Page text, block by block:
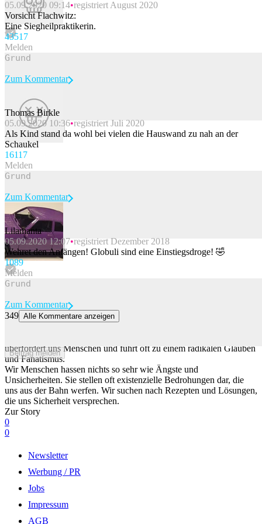
05.09.2020 09:14 registriert August 2020
Vorsicht Flachwitz:
Eine Siegheilpraktikerin.
43517
Melden
Beitrag melden
Zum Kommentar
Thomas Birkle
05.09.2020 10:36 registriert Juli 2020
Als Kind stand da wohl bei vielen die Hauswand zu nah an der
Schaukel
16117
Melden
Beitrag melden
Zum Kommentar
Lilamanta
05.09.2020 12:07 registriert Dezember 2018
Wehret den Anfängen! Globuli sind eine Einstiegsdroge! 🤣
1089
Melden
Beitrag melden
Zum Kommentar
349 Alle Kommentare anzeigen
überfordert uns Menschen und führt oft zu einem radikalen Glauben
und Fanatismus.
Wir Menschen hassen nichts so sehr wie Ängste und
Unsicherheiten. Sie stellen oft existenzielle Bedrohungen dar, die
uns aus der Bahn werfen. Wir suchen nach Rezepten und Lösungen,
die uns Sicherheit versprechen.
Zur Story
0
0
Newsletter
Werbung / PR
Jobs
Impressum
AGB